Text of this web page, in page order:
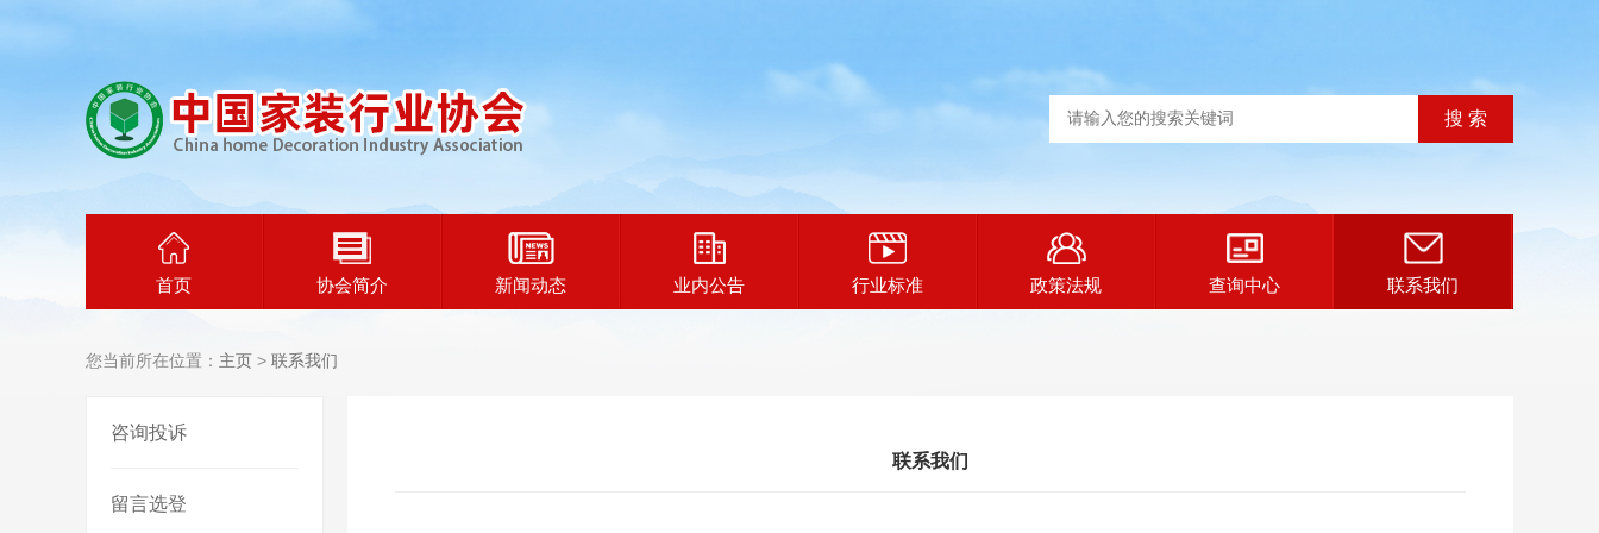
首页 协会简介 新闻动态 业内公告 行业标准 政策法规 查询中心 联系我们
您当前所在位置： 主页 > 联系我们
咨询投诉
留言选登
联系我们